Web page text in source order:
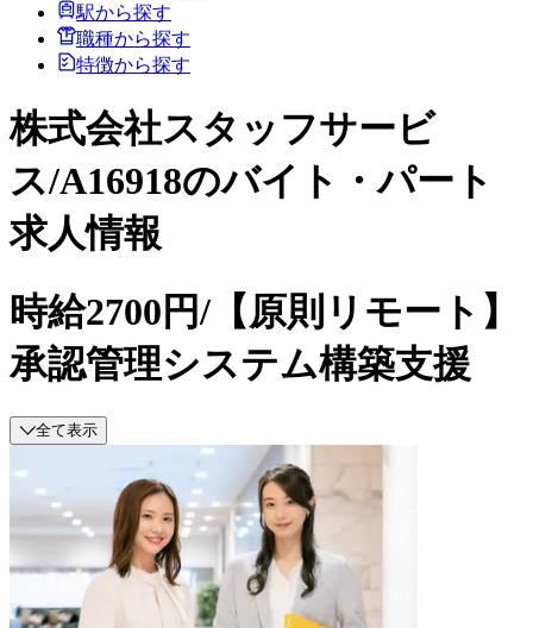
駅から探す
職種から探す
特徴から探す
株式会社スタッフサービ
ス/A16918のバイト・パート
求人情報
時給2700円/【原則リモート】
承認管理システム構築支援
全て表示